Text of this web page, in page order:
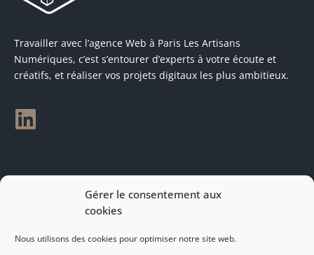
Gérer le consentement aux
cookies
Nous utilisons des cookies pour optimiser notre site web.
Travailler avec l’agence Web à Paris Les Artisans
Numériques, c’est s’entourer d’experts à votre écoute et
créatifs, et réaliser vos projets digitaux les plus ambitieux.
contact@artnum.com